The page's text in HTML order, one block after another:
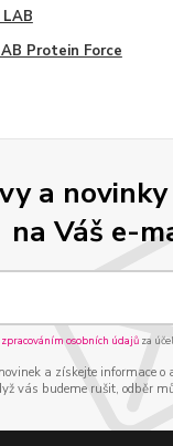
Protein Force
a
na Váš e-
zpracováním osobních údajůza
a získejte informace
vás budeme rušit, odběr